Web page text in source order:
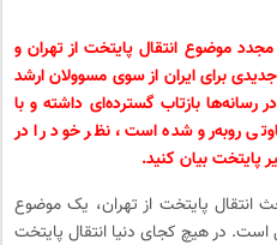
موضوع انتقال پایتخت از تهران و
برای ایران از سوی مسوولان ارشد
رسانه‌ها بازتاب گسترده‌ای داشته و با
روبه‌رو شده است، نظر خود را در
پایتخت بیان کنید.
انتقال پایتخت از تهران، یک موضوع
در هیچ کجای دنیا انتقال پایتخت